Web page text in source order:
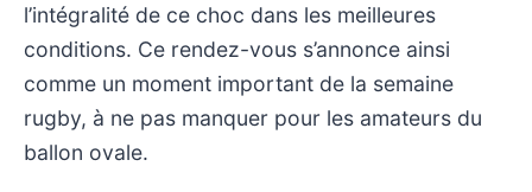
l’intégralité de ce choc dans les meilleures
conditions. Ce rendez-vous s’annonce ainsi
comme un moment important de la semaine
rugby, à ne pas manquer pour les amateurs du
ballon ovale.